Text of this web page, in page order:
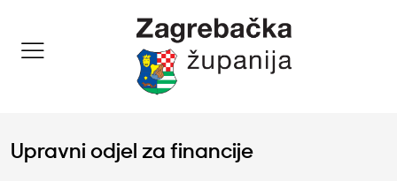
Upravni odjel za financije